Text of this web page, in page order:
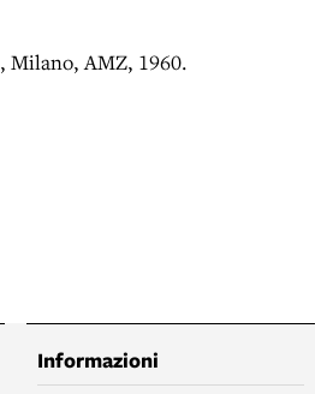
, Milano, AMZ, 1960.
Informazioni